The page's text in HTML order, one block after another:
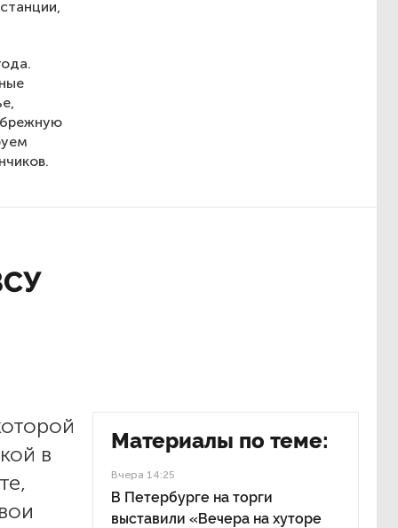
в
Материалы по теме:
Вчера 14:25
В Петербурге на торги
выставили «Вечера на хуторе